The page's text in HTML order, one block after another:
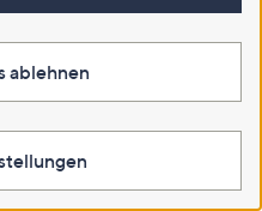
ablehnen